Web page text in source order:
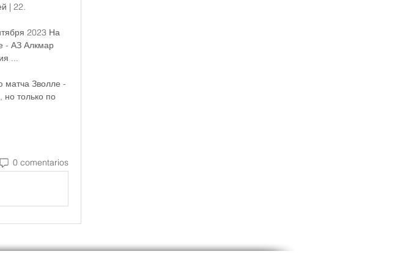
| 22.
2023 На
- АЗ Алкмар
...
матча Зволле -
только по
0 comentarios